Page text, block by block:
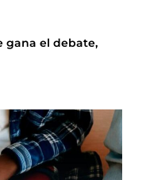
gana el debate,